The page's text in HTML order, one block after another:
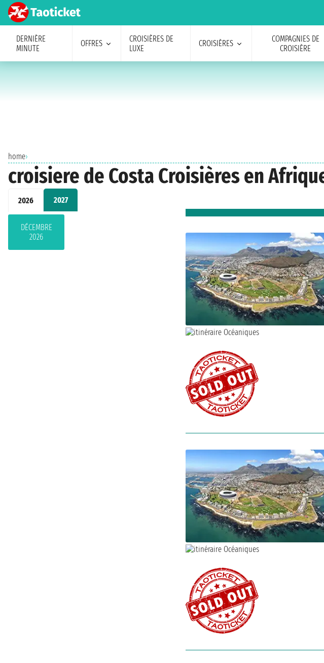
DERNIÈRE
MINUTE
OFFRES
CROISIÈRES DE
LUXE
CROISIÈRES
COMPAGNIES DE
CROISIÈRE
home›
croisiere de Costa Croisières en
2026 2027
DÉCEMBRE
2026